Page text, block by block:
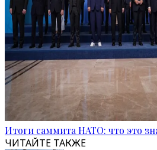
Итоги саммита НАТО: что это
ЧИТАЙТЕ ТАКЖЕ